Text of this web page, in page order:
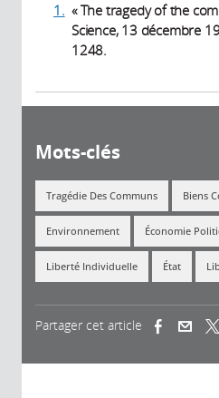
1. « The tragedy of the
Science, 13 décembre
1248.
Mots-clés
Tragédie Des Communs Biens
Environnement Économie
Liberté Individuelle État
Partager cet article (link is